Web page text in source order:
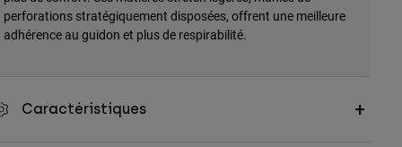
perforations stratégiquement disposées, offrent une meilleure
adhérence au guidon et plus de respirabilité.
Caractéristiques